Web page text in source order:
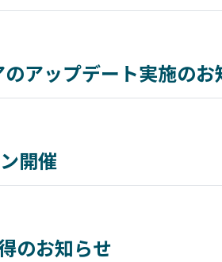
アップデート実施のお
開催
のお知らせ